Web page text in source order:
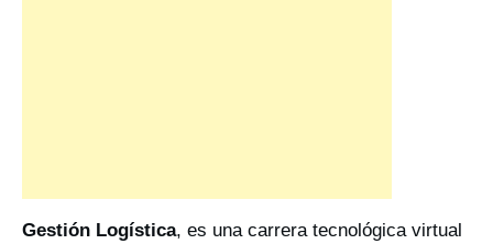
Gestión Logística, es una carrera tecnológica virtual